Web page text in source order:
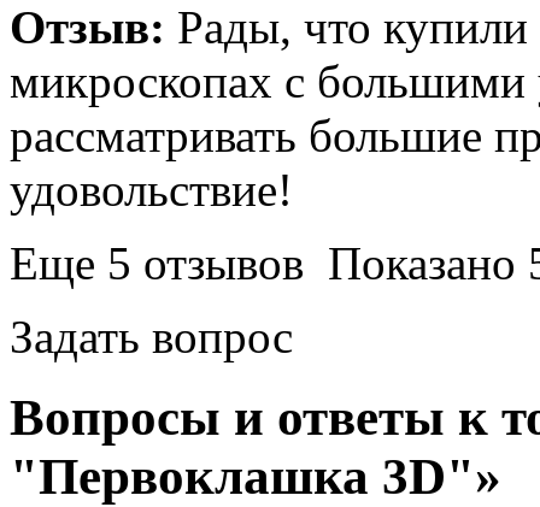
Отзыв: Рады, что
микроскопах с большими
рассматривать большие
удовольствие!
Еще 5 отзывов Показано
Задать вопрос
Вопросы и ответы к
"Первоклашка 3D"»